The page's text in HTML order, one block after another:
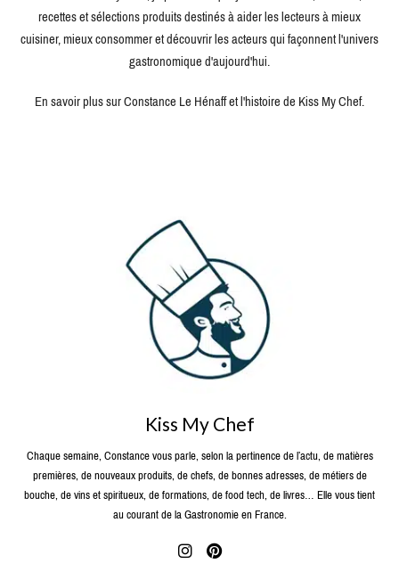
recettes et sélections produits destinés à aider les lecteurs à mieux
cuisiner, mieux consommer et découvrir les acteurs qui façonnent l'univers
gastronomique d'aujourd'hui.
En savoir plus sur Constance Le Hénaff et l'histoire de Kiss My Chef.
Kiss My Chef
Chaque semaine, Constance vous parle, selon la pertinence de l’actu, de matières
premières, de nouveaux produits, de chefs, de bonnes adresses, de métiers de
bouche, de vins et spiritueux, de formations, de food tech, de livres… Elle vous tient
au courant de la Gastronomie en France.